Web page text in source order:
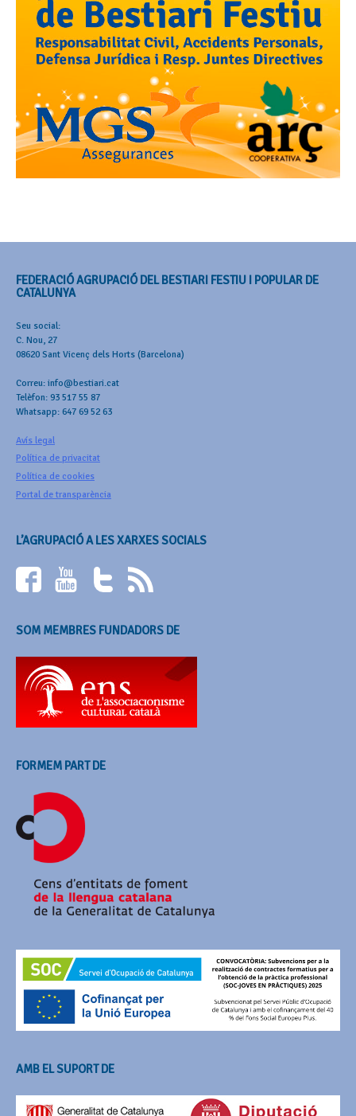
FEDERACIÓ AGRUPACIÓ DEL BESTIARI FESTIU I POPULAR DE
CATALUNYA
Seu social:
C. Nou, 27
08620 Sant Vicenç dels Horts (Barcelona)
Correu: info@bestiari.cat
Telèfon: 93 517 55 87
Whatsapp: 647 69 52 63
Avís legal
Política de privacitat
Política de cookies
Portal de transparència
L’AGRUPACIÓ A LES XARXES SOCIALS
SOM MEMBRES FUNDADORS DE
FORMEM PART DE
AMB EL SUPORT DE